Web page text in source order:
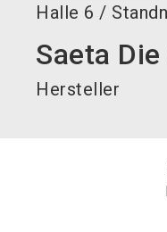
Halle 6 /
Saeta
Hersteller